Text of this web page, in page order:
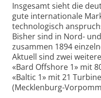
Insgesamt sieht die
gute internationale
technologisch
Bisher sind in Nord-
zusammen 1894
Aktuell sind zwei
«Bard Offshore 1» mit
«Baltic 1» mit 21
(Mecklenburg-